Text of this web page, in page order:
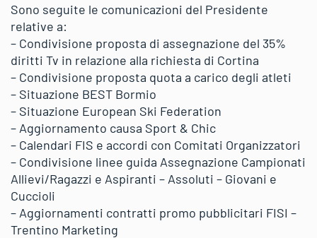
Sono seguite le comunicazioni del Presidente
relative a:
– Condivisione proposta di assegnazione del 35%
diritti Tv in relazione alla richiesta di Cortina
– Condivisione proposta quota a carico degli atleti
– Situazione BEST Bormio
– Situazione European Ski Federation
– Aggiornamento causa Sport & Chic
– Calendari FIS e accordi con Comitati Organizzatori
– Condivisione linee guida Assegnazione Campionati
Allievi/Ragazzi e Aspiranti – Assoluti – Giovani e
Cuccioli
– Aggiornamenti contratti promo pubblicitari FISI –
Trentino Marketing